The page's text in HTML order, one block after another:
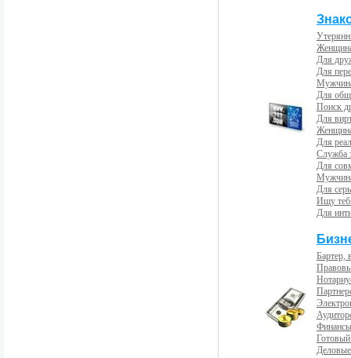
Для
Для
Для
Поиск
Для
Для
Служба
Для
Для
Ищу
Для
Бартер,
Готовый